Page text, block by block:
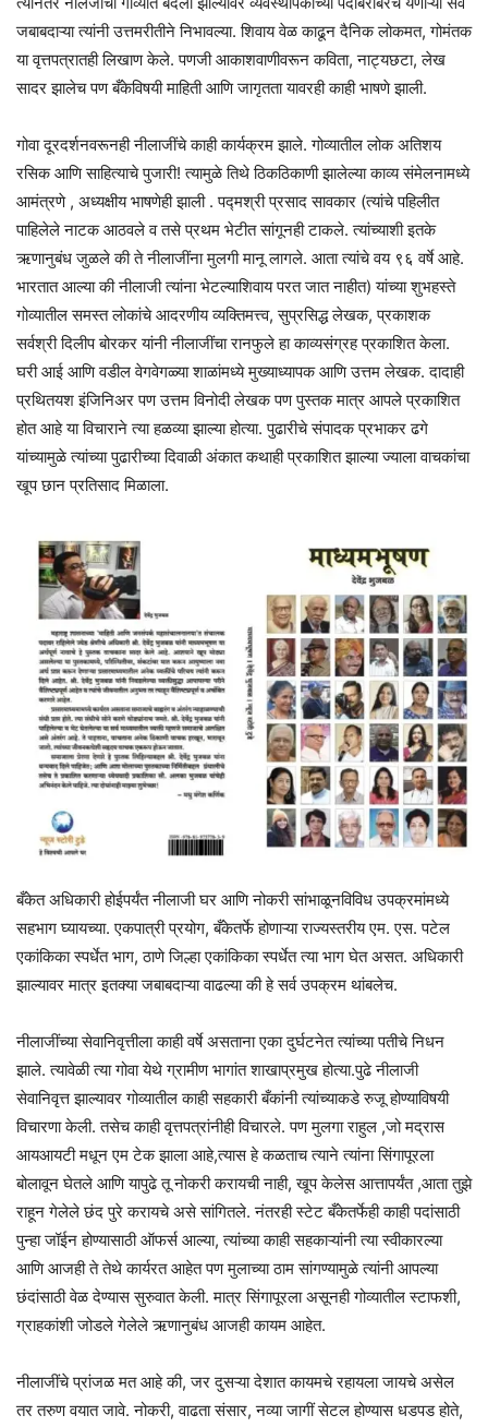
जबाबदाऱ्या त्यांनी उत्तमरीतीने निभावल्या. शिवाय वेळ काढून दैनिक लोकमत, गोमंतक
या वृत्तपत्रातही लिखाण केले. पणजी आकाशवाणीवरून कविता, नाट्यछटा, लेख
सादर झालेच पण बँकेविषयी माहिती आणि जागृतता यावरही काही भाषणे झाली.
गोवा दूरदर्शनवरूनही नीलाजींचे काही कार्यक्रम झाले. गोव्यातील लोक अतिशय
रसिक आणि साहित्याचे पुजारी! त्यामुळे तिथे ठिकठिकाणी झालेल्या काव्य संमेलनामध्ये
आमंत्रणे , अध्यक्षीय भाषणेही झाली . पद्मश्री प्रसाद सावकार (त्यांचे पहिलीत
पाहिलेले नाटक आठवले व तसे प्रथम भेटीत सांगूनही टाकले. त्यांच्याशी इतके
ऋणानुबंध जुळले की ते नीलाजींना मुलगी मानू लागले. आता त्यांचे वय ९६ वर्षे आहे.
भारतात आल्या की नीलाजी त्यांना भेटल्याशिवाय परत जात नाहीत) यांच्या शुभहस्ते
गोव्यातील समस्त लोकांचे आदरणीय व्यक्तिमत्त्व, सुप्रसिद्ध लेखक, प्रकाशक
सर्वश्री दिलीप बोरकर यांनी नीलाजींचा रानफुले हा काव्यसंग्रह प्रकाशित केला.
घरी आई आणि वडील वेगवेगळ्या शाळांमध्ये मुख्याध्यापक आणि उत्तम लेखक. दादाही
प्रथितयश इंजिनिअर पण उत्तम विनोदी लेखक पण पुस्तक मात्र आपले प्रकाशित
होत आहे या विचाराने त्या हळव्या झाल्या होत्या. पुढारीचे संपादक प्रभाकर ढगे
यांच्यामुळे त्यांच्या पुढारीच्या दिवाळी अंकात कथाही प्रकाशित झाल्या ज्याला वाचकांचा
खूप छान प्रतिसाद मिळाला.
बँकेत अधिकारी होईपर्यंत नीलाजी घर आणि नोकरी सांभाळूनविविध उपक्रमांमध्ये
सहभाग घ्यायच्या. एकपात्री प्रयोग, बँकेतर्फे होणाऱ्या राज्यस्तरीय एम. एस. पटेल
एकांकिका स्पर्धेत भाग, ठाणे जिल्हा एकांकिका स्पर्धेत त्या भाग घेत असत. अधिकारी
झाल्यावर मात्र इतक्या जबाबदाऱ्या वाढल्या की हे सर्व उपक्रम थांबलेच.
नीलाजींच्या सेवानिवृत्तीला काही वर्षे असताना एका दुर्घटनेत त्यांच्या पतीचे निधन
झाले. त्यावेळी त्या गोवा येथे ग्रामीण भागांत शाखाप्रमुख होत्या.पुढे नीलाजी
सेवानिवृत्त झाल्यावर गोव्यातील काही सहकारी बँकांनी त्यांच्याकडे रुजू होण्याविषयी
विचारणा केली. तसेच काही वृत्तपत्रांनीही विचारले. पण मुलगा राहुल ,जो मद्रास
आयआयटी मधून एम टेक झाला आहे,त्यास हे कळताच त्याने त्यांना सिंगापूरला
बोलावून घेतले आणि यापुढे तू नोकरी करायची नाही, खूप केलेस आत्तापर्यंत ,आता तुझे
राहून गेलेले छंद पुरे करायचे असे सांगितले. नंतरही स्टेट बँकेतर्फेही काही पदांसाठी
पुन्हा जॉईन होण्यासाठी ऑफर्स आल्या, त्यांच्या काही सहकाऱ्यांनी त्या स्वीकारल्या
आणि आजही ते तेथे कार्यरत आहेत पण मुलाच्या ठाम सांगण्यामुळे त्यांनी आपल्या
छंदांसाठी वेळ देण्यास सुरुवात केली. मात्र सिंगापूरला असूनही गोव्यातील स्टाफशी,
ग्राहकांशी जोडले गेलेले ऋणानुबंध आजही कायम आहेत.
नीलाजींचे प्रांजळ मत आहे की, जर दुसऱ्या देशात कायमचे रहायला जायचे असेल
तर तरुण वयात जावे. नोकरी, वाढता संसार, नव्या जागीं सेटल होण्यास धडपड होते,